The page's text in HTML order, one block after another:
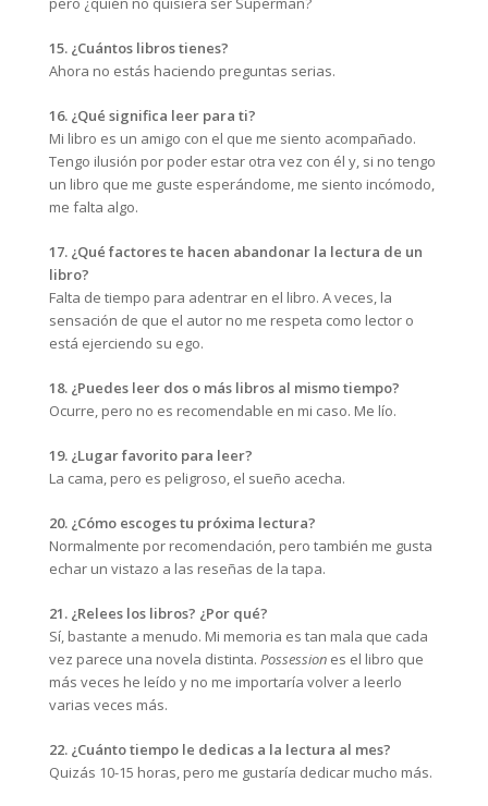
15. ¿Cuántos libros tienes?
Ahora no estás haciendo preguntas serias.
16. ¿Qué significa leer para ti?
Mi libro es un amigo con el que me siento acompañado.
Tengo ilusión por poder estar otra vez con él y, si no tengo
un libro que me guste esperándome, me siento incómodo,
me falta algo.
17. ¿Qué factores te hacen abandonar la lectura de un
libro?
Falta de tiempo para adentrar en el libro. A veces, la
sensación de que el autor no me respeta como lector o
está ejerciendo su ego.
18. ¿Puedes leer dos o más libros al mismo tiempo?
Ocurre, pero no es recomendable en mi caso. Me lío.
19. ¿Lugar favorito para leer?
La cama, pero es peligroso, el sueño acecha.
20. ¿Cómo escoges tu próxima lectura?
Normalmente por recomendación, pero también me gusta
echar un vistazo a las reseñas de la tapa.
21. ¿Relees los libros? ¿Por qué?
Sí, bastante a menudo. Mi memoria es tan mala que cada
vez parece una novela distinta. Possessiones el libro que
más veces he leído y no me importaría volver a leerlo
varias veces más.
22. ¿Cuánto tiempo le dedicas a la lectura al mes?
Quizás 10-15 horas, pero me gustaría dedicar mucho más.